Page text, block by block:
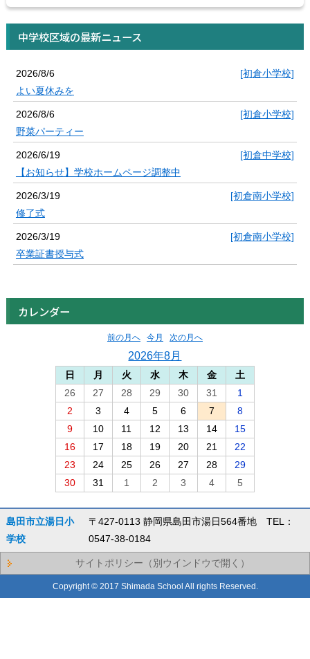
中学校区域の最新ニュース
2026/8/6
[初倉小学校]
よい夏休みを
2026/8/6
[初倉小学校]
野菜パーティー
2026/6/19
[初倉中学校]
【お知らせ】学校ホームページ調整中
2026/3/19
[初倉南小学校]
修了式
2026/3/19
[初倉南小学校]
卒業証書授与式
カレンダー
前の月へ 今月 次の月へ
2026年8月
日 月 火 水 木 金
土
26
27 28 29 30 31
1
2
3 4 5 6 7
8
9
10 11 12 13 14
15
16
17 18 19 20 21
22
23
24 25 26 27 28
29
30
31 1 2 3 4 5
島田市立湯日小
学校
〒427-0113 静岡県島田市湯日564番地 TEL：
0547-38-0184
サイトポリシー（別ウインドウで開く）
Copyright © 2017 Shimada School All rights Reserved.